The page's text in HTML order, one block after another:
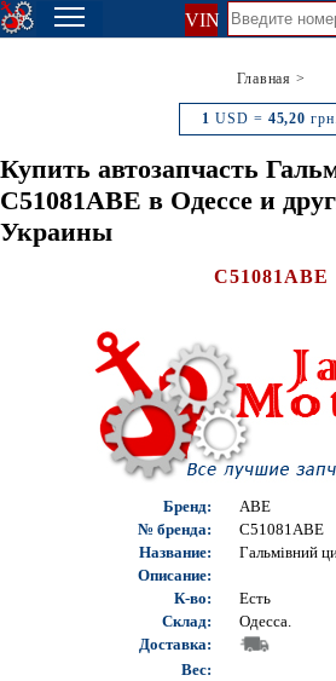
VIN
Главная >
1 USD = 45,20 грн.
Купить автозапчасть
C51081ABE в Одессе и
Украины
C51081ABE
Бренд:
ABE
№ бренда:
C51081ABE
Название:
Гальмівний
Описание:
К-во:
Есть
Склад:
Одесса.
Доставка:
Вес: